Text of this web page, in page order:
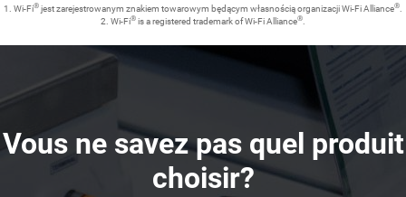
1. Wi-Fi® jest zarejestrowanym znakiem towarowym będącym własnością organizacji Wi-Fi Alliance®.
2. Wi-Fi® is a registered trademark of Wi-Fi Alliance®.
Vous ne savez pas quel produit
choisir?